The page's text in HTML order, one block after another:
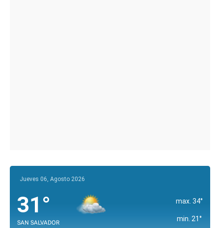
Jueves 06, Agosto 2026
31°
SAN SALVADOR
max. 34°
min. 21°